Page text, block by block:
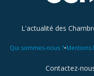
L'actualité des
Qui sommes-nous ?•Mentions
Contactez-